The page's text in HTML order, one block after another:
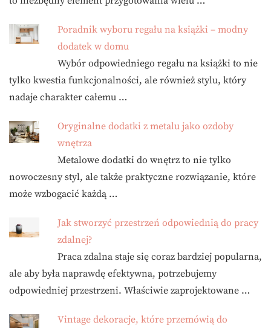
Poradnik wyboru regału na książki – modny
dodatek w domu
Wybór odpowiedniego regału na książki to nie
tylko kwestia funkcjonalności, ale również stylu, który
nadaje charakter całemu …
Oryginalne dodatki z metalu jako ozdoby
wnętrza
Metalowe dodatki do wnętrz to nie tylko
nowoczesny styl, ale także praktyczne rozwiązanie, które
może wzbogacić każdą …
Jak stworzyć przestrzeń odpowiednią do pracy
zdalnej?
Praca zdalna staje się coraz bardziej popularna,
ale aby była naprawdę efektywna, potrzebujemy
odpowiedniej przestrzeni. Właściwie zaprojektowane …
Vintage dekoracje, które przemówią do